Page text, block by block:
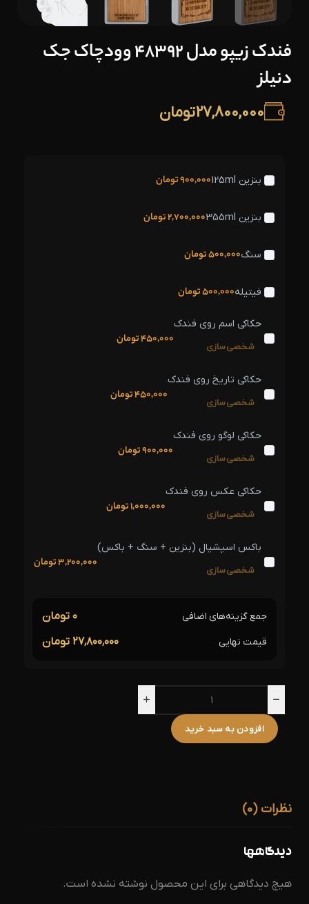
فندک زیپو مدل 48392 وودچاک جک
دنیلز
27,800,000تومان
900,000تومان بنزین 125ml
2,700,000تومان بنزین 355ml
500,000تومان سنگ
500,000تومان فیتیله
450,000تومان
حکاکی اسم روی فندک
شخصی‌سازی
450,000تومان
حکاکی تاریخ روی فندک
شخصی‌سازی
900,000تومان
حکاکی لوگو روی فندک
شخصی‌سازی
1,000,000تومان
حکاکی عکس روی فندک
شخصی‌سازی
3,200,000تومان
باکس اسپشیال (بنزین + سنگ + باکس)
شخصی‌سازی
جمع گزینه‌های اضافی ۰ تومان
قیمت نهایی ۲۷٬۸۰۰٬۰۰۰ تومان
افزودن به سبد خرید
نظرات (0)
دیدگاهها
هیچ دیدگاهی برای این محصول نوشته نشده است.